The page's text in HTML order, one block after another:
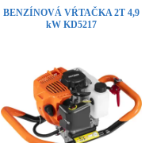
BENZÍNOVÁ VŔTAČKA 2T 4,9
kW KD5217